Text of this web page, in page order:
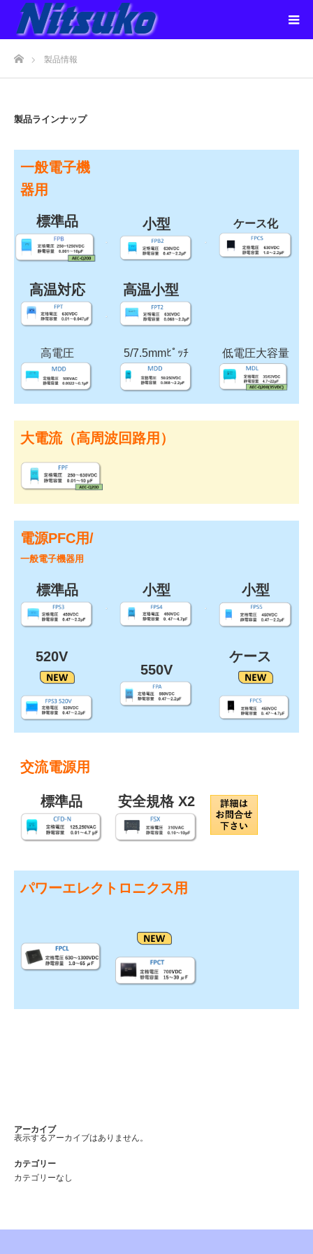
ホーム製品情報
製品ラインナップ
一般電子機
器用
標準品 小型 ケース化
高温対応 高温小型
高電圧 5/7.5mmﾋﾟｯﾁ 低電圧大容量
大電流（高周波回路用）
電源PFC用/
一般電子機器用
標準品 小型 小型
520V
550V
ケース
交流電源用
標準品 安全規格 X2
パワーエレクトロニクス用
アーカイブ
表示するアーカイブはありません。
カテゴリー
カテゴリーなし